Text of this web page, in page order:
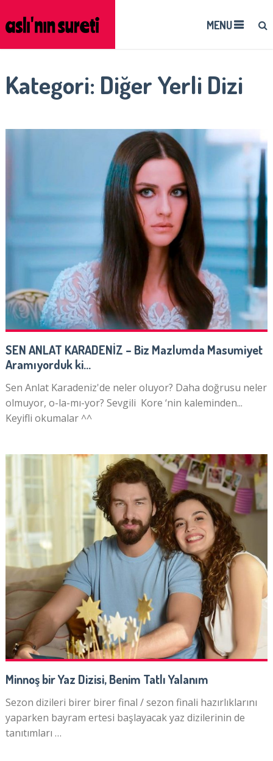
MENU
Kategori: Diğer Yerli Dizi
SEN ANLAT KARADENİZ – Biz Mazlumda Masumiyet
Aramıyorduk ki…
Sen Anlat Karadeniz'de neler oluyor? Daha doğrusu neler
olmuyor, o-la-mı-yor? Sevgili Kore ‘nin kaleminden...
Keyifli okumalar ^^
Minnoş bir Yaz Dizisi, Benim Tatlı Yalanım
Sezon dizileri birer birer final / sezon finali hazırlıklarını
yaparken bayram ertesi başlayacak yaz dizilerinin de
tanıtımları …